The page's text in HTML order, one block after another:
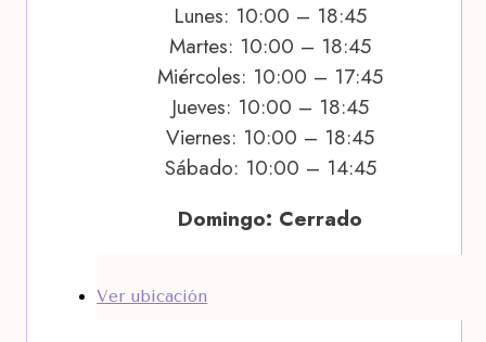
Lunes: 10:00 – 18:45
Martes: 10:00 – 18:45
Miércoles: 10:00 – 17:45
Jueves: 10:00 – 18:45
Viernes: 10:00 – 18:45
Sábado: 10:00 – 14:45
Domingo: Cerrado
Ver ubicación